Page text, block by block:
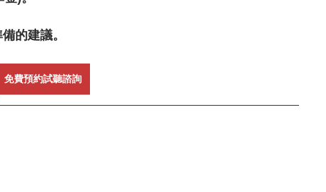
的建議。
免費預約試聽諮詢